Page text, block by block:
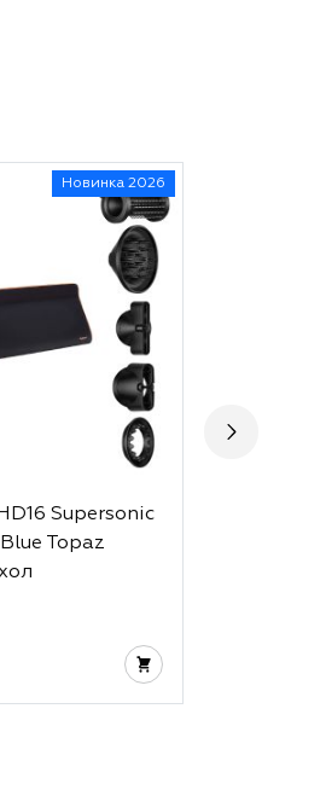
Новинка 2026
Supersonic
Topaz